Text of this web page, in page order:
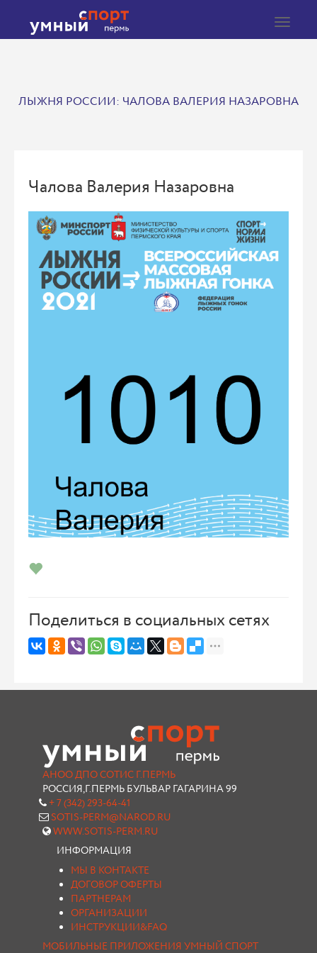
Toggle
ЛЫЖНЯ РОССИИ: ЧАЛОВА ВАЛЕРИЯ НАЗАРОВНА
Чалова Валерия Назаровна
Поделиться в социальных сетях
АНОО ДПО СОТИС Г.ПЕРМЬ
РОССИЯ,Г.ПЕРМЬ БУЛЬВАР ГАГАРИНА 99
+ 7 (342) 293-64-41
SOTIS-PERM@NAROD.RU
WWW.SOTIS-PERM.RU
ИНФОРМАЦИЯ
МЫ В КОНТАКТЕ
ДОГОВОР ОФЕРТЫ
ПАРТНЕРАМ
ОРГАНИЗАЦИИ
ИНСТРУКЦИИ&FAQ
МОБИЛЬНЫЕ ПРИЛОЖЕНИЯ УМНЫЙ СПОРТ